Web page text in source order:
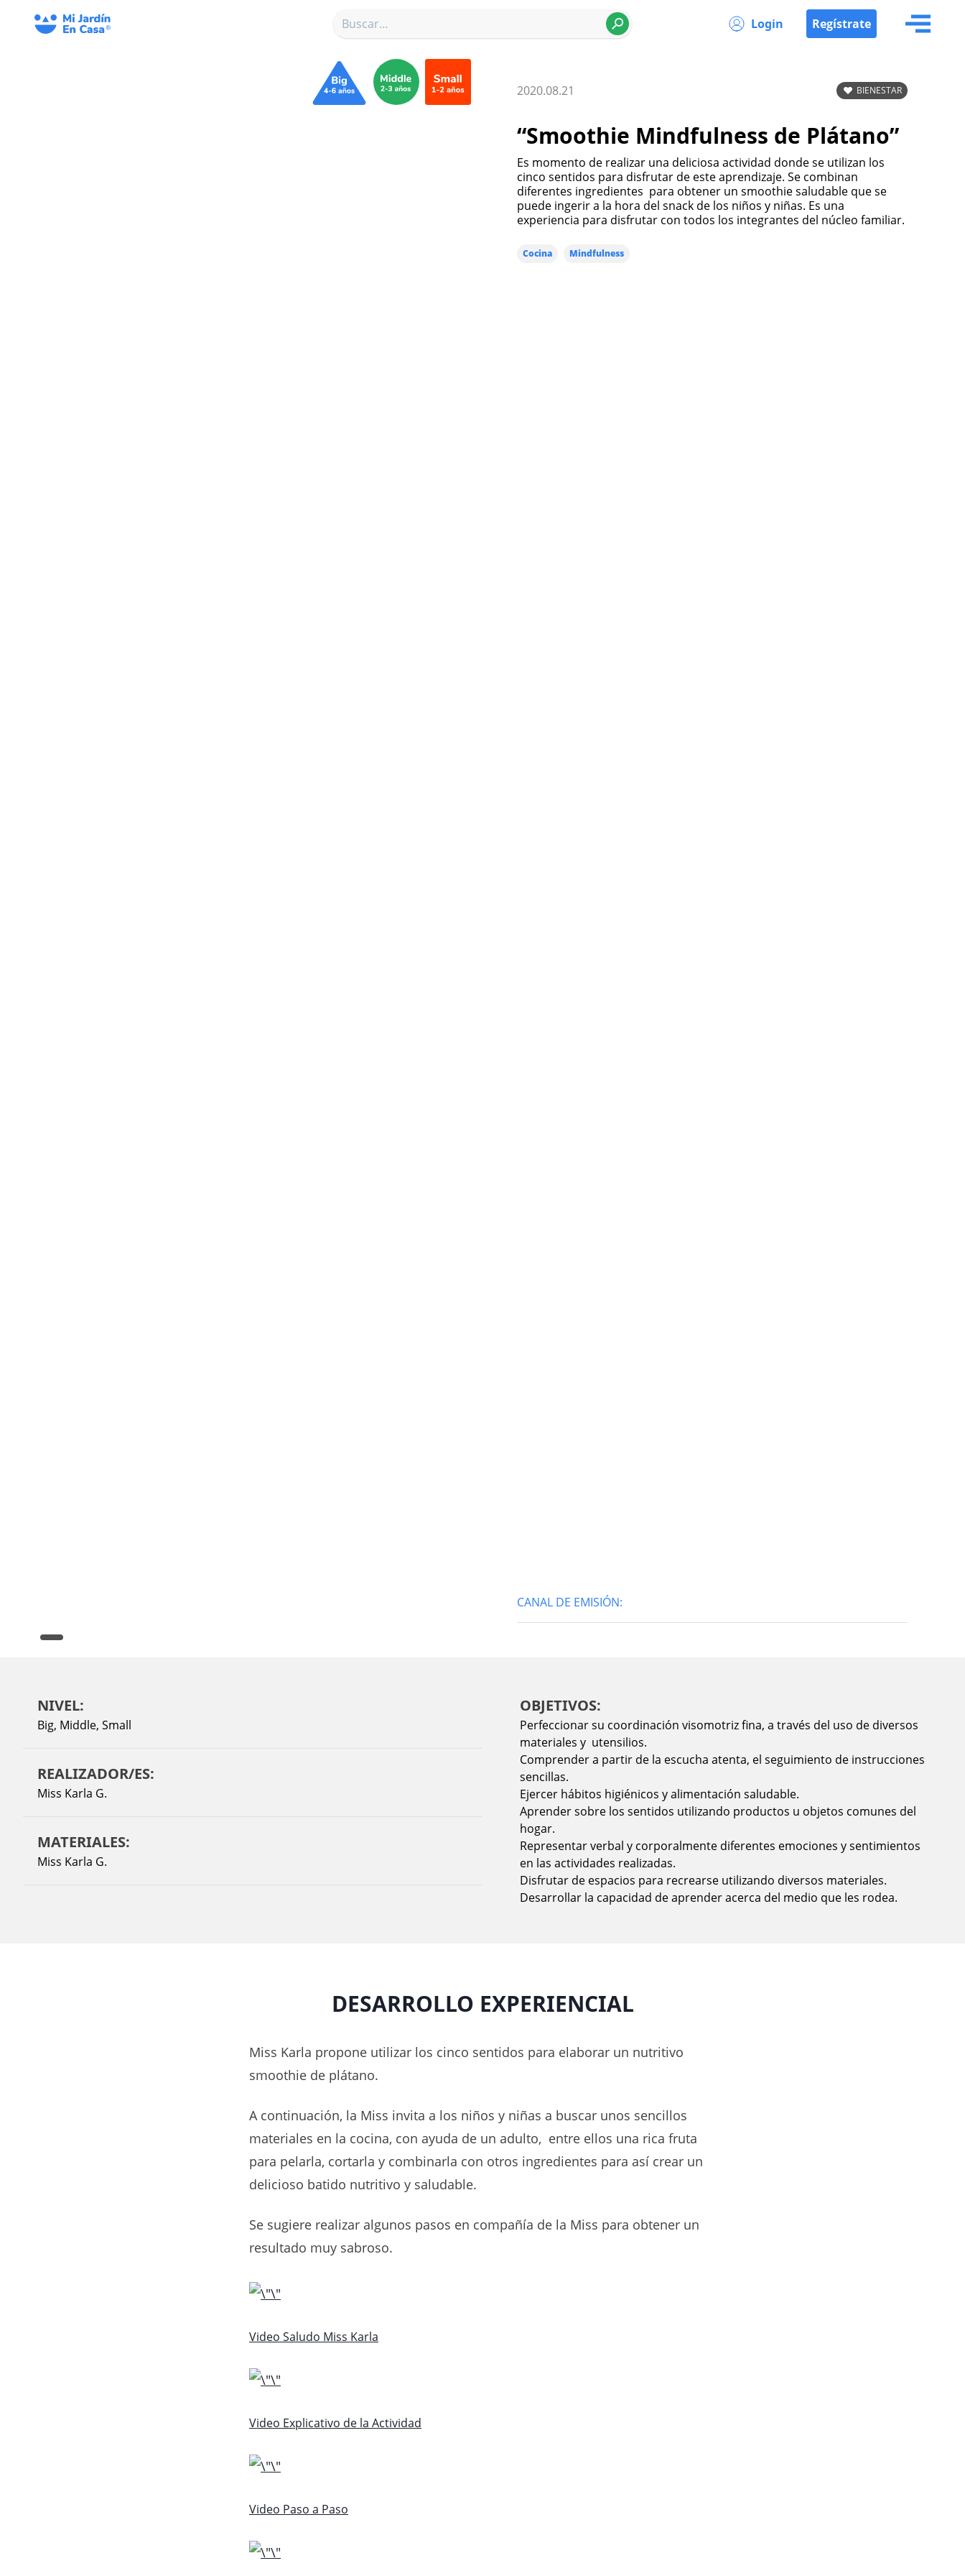
Login Regístrate
2020.08.21 BIENESTAR
“Smoothie Mindfulness de Plátano”
Es momento de realizar una deliciosa actividad donde se utilizan los
cinco sentidos para disfrutar de este aprendizaje. Se combinan
diferentes ingredientes para obtener un smoothie saludable que se
puede ingerir a la hora del snack de los niños y niñas. Es una
experiencia para disfrutar con todos los integrantes del núcleo familiar.
Cocina Mindfulness
CANAL DE EMISIÓN:
NIVEL:
Big, Middle, Small
REALIZADOR/ES:
Miss Karla G.
MATERIALES:
Miss Karla G.
OBJETIVOS:
Perfeccionar su coordinación visomotriz fina, a través del uso de diversos
materiales y utensilios.
Comprender a partir de la escucha atenta, el seguimiento de instrucciones
sencillas.
Ejercer hábitos higiénicos y alimentación saludable.
Aprender sobre los sentidos utilizando productos u objetos comunes del
hogar.
Representar verbal y corporalmente diferentes emociones y sentimientos
en las actividades realizadas.
Disfrutar de espacios para recrearse utilizando diversos materiales.
Desarrollar la capacidad de aprender acerca del medio que les rodea.
DESARROLLO EXPERIENCIAL
Miss Karla propone utilizar los cinco sentidos para elaborar un nutritivo
smoothie de plátano.
A continuación, la Miss invita a los niños y niñas a buscar unos sencillos
materiales en la cocina, con ayuda de un adulto, entre ellos una rica fruta
para pelarla, cortarla y combinarla con otros ingredientes para así crear un
delicioso batido nutritivo y saludable.
Se sugiere realizar algunos pasos en compañía de la Miss para obtener un
resultado muy sabroso.
Video Saludo Miss Karla
Video Explicativo de la Actividad
Video Paso a Paso